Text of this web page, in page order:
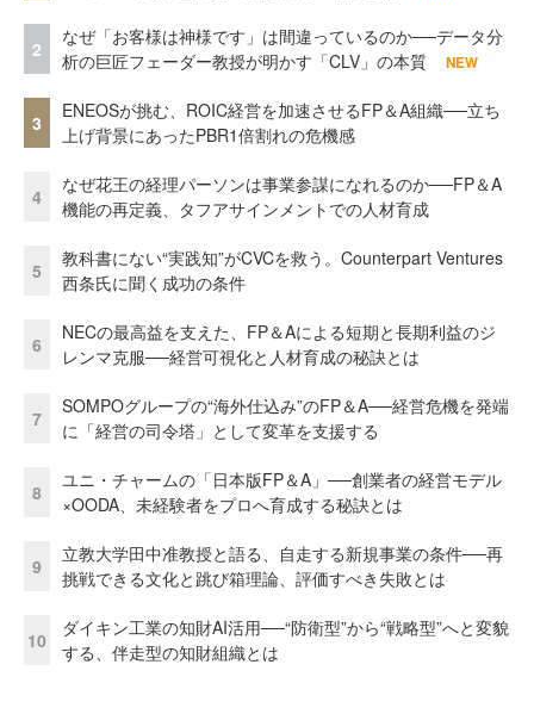
2
なぜ「お客様は神様です」は間違っているのか──データ分
析の巨匠フェーダー教授が明かす「CLV」の本質
NEW
3
ENEOSが挑む、ROIC経営を加速させるFP＆A組織──立ち
上げ背景にあったPBR1倍割れの危機感
4
なぜ花王の経理パーソンは事業参謀になれるのか──FP＆A
機能の再定義、タフアサインメントでの人材育成
5
教科書にない“実践知”がCVCを救う。Counterpart Ventures
西条氏に聞く成功の条件
6
NECの最高益を支えた、FP＆Aによる短期と長期利益のジ
レンマ克服──経営可視化と人材育成の秘訣とは
7
SOMPOグループの“海外仕込み”のFP＆A──経営危機を発端
に「経営の司令塔」として変革を支援する
8
ユニ・チャームの「日本版FP＆A」──創業者の経営モデル
×OODA、未経験者をプロへ育成する秘訣とは
9
立教大学田中准教授と語る、自走する新規事業の条件──再
挑戦できる文化と跳び箱理論、評価すべき失敗とは
10
ダイキン工業の知財AI活用──“防衛型”から“戦略型”へと変貌
する、伴走型の知財組織とは